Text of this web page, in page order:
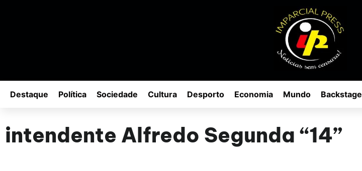
Destaque Política Sociedade Cultura Desporto Economia Mundo Backstage
intendente Alfredo Segunda “14”